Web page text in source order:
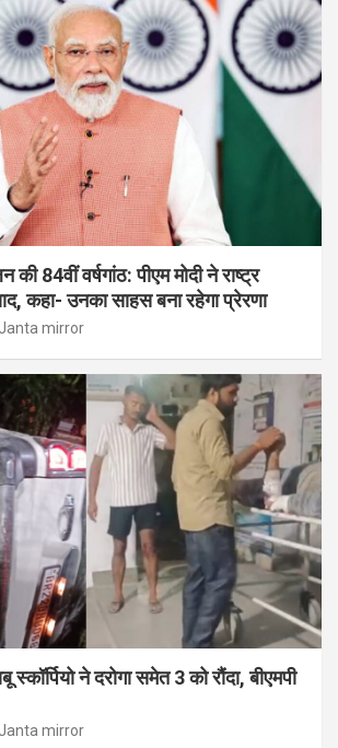
84वीं वर्षगांठ: पीएम मोदी ने राष्ट्र
कहा- उनका साहस बना रहेगा प्रेरणा
Janta mirror
ने दरोगा समेत 3 को रौंदा, बीएमपी
Janta mirror